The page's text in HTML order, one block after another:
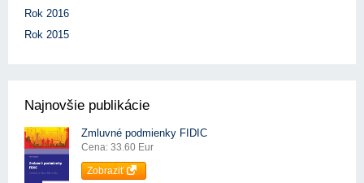
Rok 2016
Rok 2015
Najnovšie publikácie
Zmluvné podmienky FIDIC
Cena: 33.60 Eur
Zobraziť